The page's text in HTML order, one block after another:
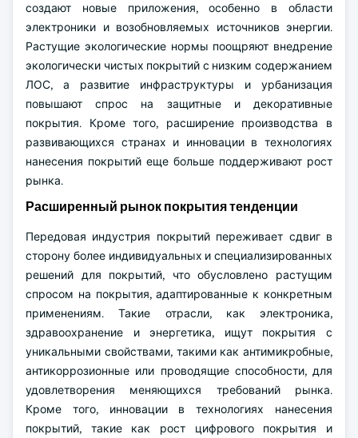
создают новые приложения, особенно в области
электроники и возобновляемых источников энергии.
Растущие экологические нормы поощряют внедрение
экологически чистых покрытий с низким содержанием
ЛОС, а развитие инфраструктуры и урбанизация
повышают спрос на защитные и декоративные
покрытия. Кроме того, расширение производства в
развивающихся странах и инновации в технологиях
нанесения покрытий еще больше поддерживают рост
рынка.
Расширенный рынок покрытия тенденции
Передовая индустрия покрытий переживает сдвиг в
сторону более индивидуальных и специализированных
решений для покрытий, что обусловлено растущим
спросом на покрытия, адаптированные к конкретным
применениям. Такие отрасли, как электроника,
здравоохранение и энергетика, ищут покрытия с
уникальными свойствами, такими как антимикробные,
антикоррозионные или проводящие способности, для
удовлетворения меняющихся требований рынка.
Кроме того, инновации в технологиях нанесения
покрытий, такие как рост цифрового покрытия и